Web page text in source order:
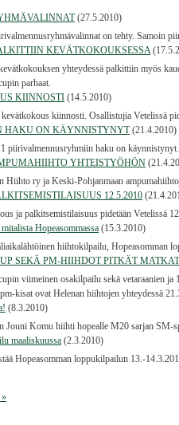
(27.5.2010)
on tehty. Samoin
KEVÄTKOKOUKSESSA
yhteydessä palkittiin myös
parhaat.
KIINNOSTI (14.5.2010)
kiinnosti. Osallistujia Vetelissä
HAKU ON KÄYNNISTYNYT (21.4.2010)
piirivalmennusryhmiin haku on
YHTEISTYÖHÖN
Hiihto ry ja Keski-Pohjanmaan
12.5.2010
ja palkitsemistilaisuus pidetään Vetelissä
Hopeasommassa (15.3.2010)
hiihtokilpailu, Hopeasomman
SEKÄ PM-HIIHDOT PITKÄT MATKAT
viimeinen osakilpailu sekä vetaraanien
kisat ovat Helenan hiihtojen yhteydessä
(8.3.2010)
Jouni Komu hiihti hopealle M20 sarjan SM-
maaliskuussa (2.3.2010)
Hopeasomman loppukilpailun 13.-
»